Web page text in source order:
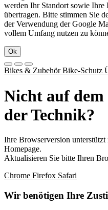
werden Ihr Standort sowie Ihre
übertragen. Bitte stimmen Sie
der Verwendung der Google
vollem Umfang nutzen zu
Ok
Bikes & ZubehörBike-Schutz
Nicht auf dem
der Technik?
Ihre Browserversion
Homepage.
Aktualisieren Sie bitte Ihren
Chrome Firefox Safari
Wir benötigen Ihre